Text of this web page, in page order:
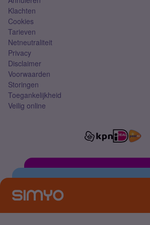
Klachten
Cookies
Tarieven
Netneutraliteit
Privacy
Disclaimer
Voorwaarden
Storingen
Toegankelijkheid
Veilig online